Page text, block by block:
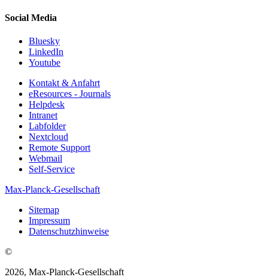
Social Media
Bluesky
LinkedIn
Youtube
Kontakt & Anfahrt
eResources - Journals
Helpdesk
Intranet
Labfolder
Nextcloud
Remote Support
Webmail
Self-Service
Max-Planck-Gesellschaft
Sitemap
Impressum
Datenschutzhinweise
©
2026, Max-Planck-Gesellschaft